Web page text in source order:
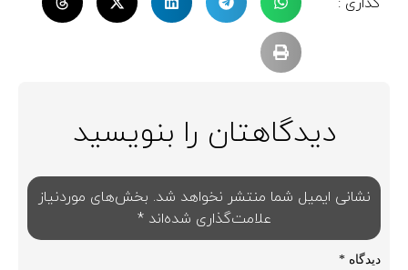
گذاری :
دیدگاهتان را بنویسید
نشانی ایمیل شما منتشر نخواهد شد. بخش‌های موردنیاز
علامت‌گذاری شده‌اند*
دیدگاه *